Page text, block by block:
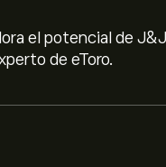
el potencial de
de eToro.